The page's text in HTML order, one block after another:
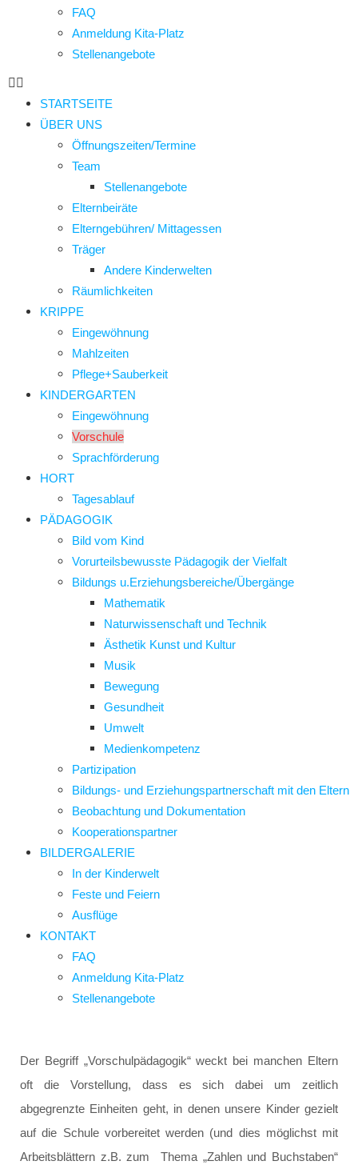
FAQ
Anmeldung Kita-Platz
Stellenangebote
STARTSEITE
ÜBER UNS
Öffnungszeiten/Termine
Team
Stellenangebote
Elternbeiräte
Elterngebühren/ Mittagessen
Träger
Andere Kinderwelten
Räumlichkeiten
KRIPPE
Eingewöhnung
Mahlzeiten
Pflege+Sauberkeit
KINDERGARTEN
Eingewöhnung
Vorschule
Sprachförderung
HORT
Tagesablauf
PÄDAGOGIK
Bild vom Kind
Vorurteilsbewusste Pädagogik der Vielfalt
Bildungs u.Erziehungsbereiche/Übergänge
Mathematik
Naturwissenschaft und Technik
Ästhetik Kunst und Kultur
Musik
Bewegung
Gesundheit
Umwelt
Medienkompetenz
Partizipation
Bildungs- und Erziehungspartnerschaft mit den Eltern
Beobachtung und Dokumentation
Kooperationspartner
BILDERGALERIE
In der Kinderwelt
Feste und Feiern
Ausflüge
KONTAKT
FAQ
Anmeldung Kita-Platz
Stellenangebote
Der Begriff „Vorschulpädagogik“ weckt bei manchen Eltern
oft die Vorstellung, dass es sich dabei um zeitlich
abgegrenzte Einheiten geht, in denen unsere Kinder gezielt
auf die Schule vorbereitet werden (und dies möglichst mit
Arbeitsblättern z.B. zum Thema „Zahlen und Buchstaben“